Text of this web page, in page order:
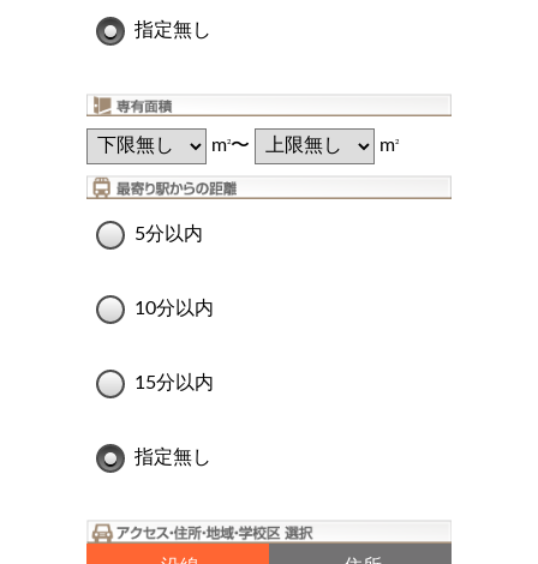
指定無し
m2〜 m2
5分以内
10分以内
15分以内
指定無し